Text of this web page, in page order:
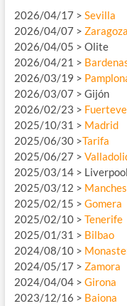
2026/04/17 > Sevilla
2026/04/07 > Zaragoza
2026/04/05 > Olite
2026/04/21 >
2026/03/19 >
2026/03/07 > Gijón
2026/02/23 >
2025/10/31 > Madrid
2025/06/30 >Tarifa
2025/06/27 >
2025/03/14 > Liverpool
2025/03/12 >
2025/02/15 > Gomera
2025/02/10 > Tenerife
2025/01/31 > Bilbao
2024/08/10 >
2024/05/17 > Zamora
2024/04/04 > Girona
2023/12/16 > Baiona